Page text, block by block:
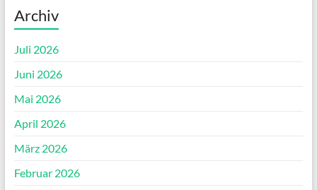
Archiv
Juli 2026
Juni 2026
Mai 2026
April 2026
März 2026
Februar 2026